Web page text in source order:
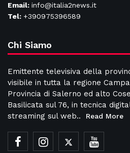
Email: info@italia2news.it
Tel: +390975396589
Chi Siamo
Emittente televisiva della
visibile in tutta la regione
Provincia di Salerno ed alto
Basilicata sul 76, in tecnica
streaming sul web..
Read More